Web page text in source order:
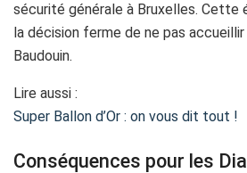
sécurité générale à Bruxelles. Cette
la décision ferme de ne pas
Baudouin.
Lire aussi :
Super Ballon d’Or : on vous dit tout !
Conséquences pour les